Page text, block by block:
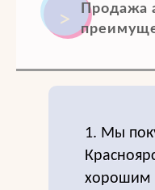
Продажа
1. Мы
хорошим